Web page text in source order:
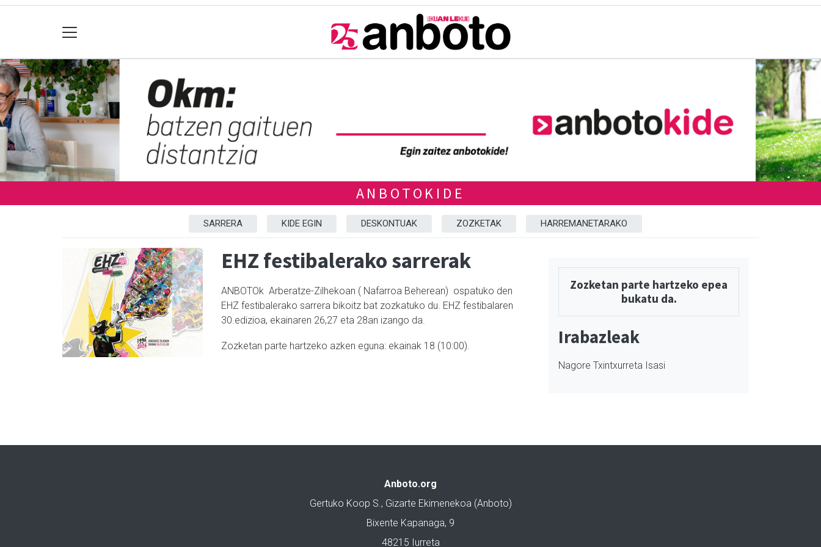
ANBOTOKIDE
SARRERA KIDE EGIN DESKONTUAK ZOZKETAK HARREMANETARAKO
EHZ festibalerako sarrerak
ANBOTOk Arberatze-Zilhekoan ( Nafarroa Beherean) ospatuko den
EHZ festibalerako sarrera bikoitz bat zozkatuko du. EHZ festibalaren
30.edizioa, ekainaren 26,27 eta 28an izango da.
Zozketan parte hartzeko azken eguna: ekainak 18 (10:00).
Zozketan parte hartzeko epea
bukatu da.
Irabazleak
Nagore Txintxurreta Isasi
Anboto.org
Gertuko Koop S., Gizarte Ekimenekoa (Anboto)
Bixente Kapanaga, 9
48215 Iurreta